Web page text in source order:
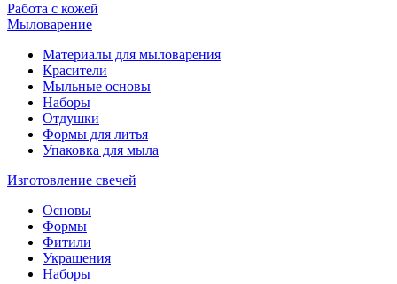
Работа с кожей
Мыловарение
Материалы для мыловарения
Красители
Мыльные основы
Наборы
Отдушки
Формы для литья
Упаковка для мыла
Изготовление свечей
Основы
Формы
Фитили
Украшения
Наборы